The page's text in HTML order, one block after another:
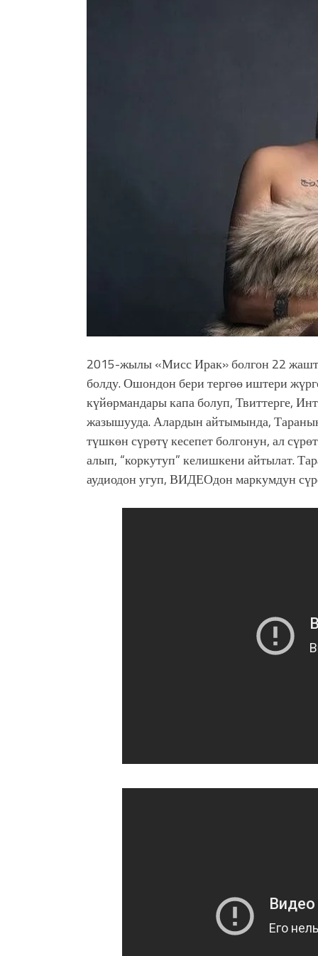
Латын арибиндеги
тарыхы жана
“КАРА КЕМПИР”:
Кыргызстандагы эң ири
Royal Central Park'ка 30 миң
Фестиваль Symphony of
Жыргалбек КАСАБОЛОТОВ:
тегерек столго атка
2015-жылы «Мисс Ирак» болгон 22
болду. Ошондон бери тергөө иштери
күйөрмандары капа болуп, Твиттерге,
жазышууда. Алардын айтымында,
түшкөн сүрөтү кесепет болгонун, ал
алып, “коркутуп” келишкени айтылат.
аудиодон угуп, ВИДЕОдон маркумдун